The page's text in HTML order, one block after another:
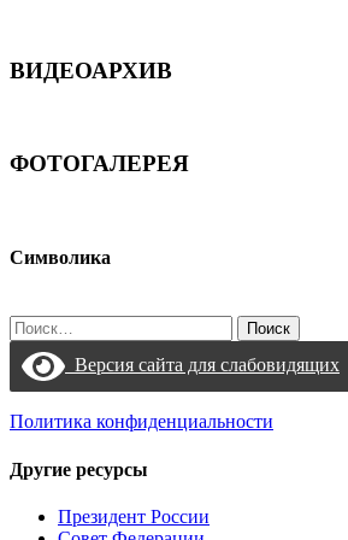
ВИДЕОАРХИВ
ФОТОГАЛЕРЕЯ
Символика
Найти:
Версия сайта для слабовидящих
Политика конфиденциальности
Другие ресурсы
Президент России